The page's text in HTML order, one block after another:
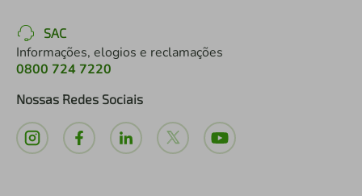
SAC
Informações, elogios e reclamações
0800 724 7220
Nossas Redes Sociais